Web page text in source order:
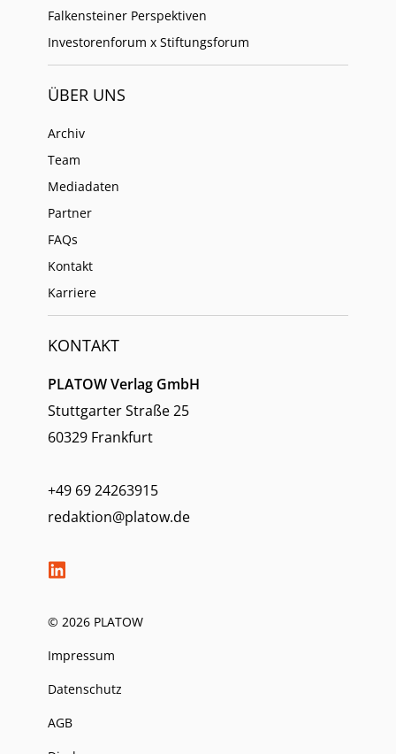
Falkensteiner Perspektiven
Investorenforum x Stiftungsforum
ÜBER UNS
Archiv
Team
Mediadaten
Partner
FAQs
Kontakt
Karriere
KONTAKT
PLATOW Verlag GmbH
Stuttgarter Straße 25
60329 Frankfurt
+49 69 24263915
redaktion@platow.de
© 2026 PLATOW
Impressum
Datenschutz
AGB